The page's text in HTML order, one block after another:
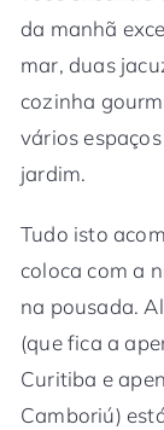
da manhã
mar, duas
cozinha
vários
jardim.
Tudo isto
coloca com a
na pousada.
(que fica a
Curitiba e
Camboriú)